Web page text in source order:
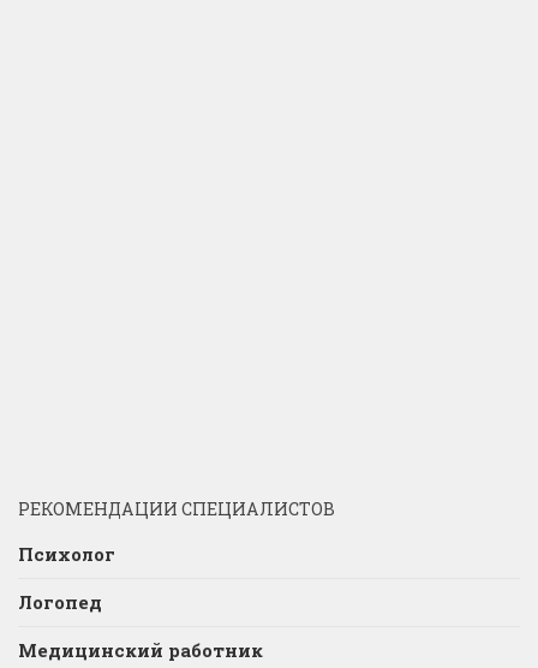
РЕКОМЕНДАЦИИ СПЕЦИАЛИСТОВ
Психолог
Логопед
Медицинский работник